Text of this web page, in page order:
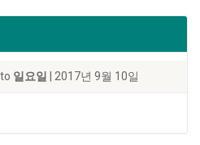
일요일 | 2017년 9월 10일